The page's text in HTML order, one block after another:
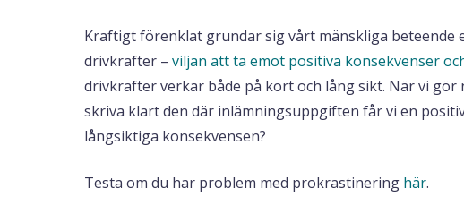
Kraftigt förenklat grundar sig vårt mänskliga
drivkrafter – viljan att ta emot positiva konsekvenser
drivkrafter verkar både på kort och lång sikt. När vi
skriva klart den där inlämningsuppgiften får vi en
långsiktiga konsekvensen?
Testa om du har problem med prokrastinering här.